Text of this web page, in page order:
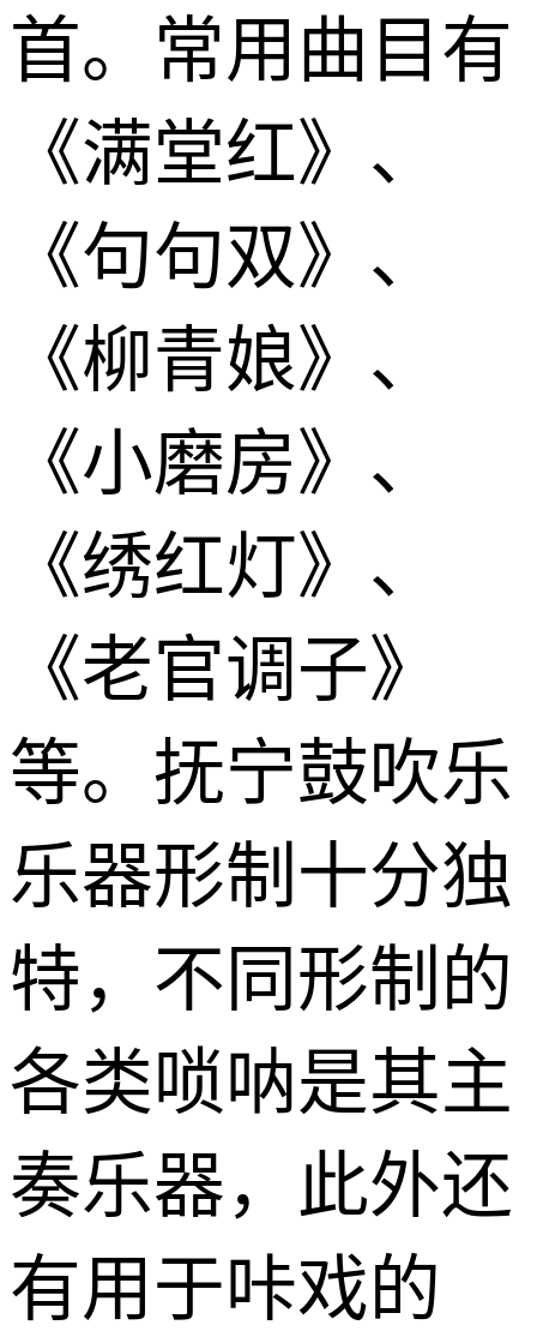
首。常用曲目有
《满堂红》、
《句句双》、
《柳青娘》、
《小磨房》、
《绣红灯》、
《老官调子》
等。抚宁鼓吹乐
乐器形制十分独
特，不同形制的
各类唢呐是其主
奏乐器，此外还
有用于咔戏的